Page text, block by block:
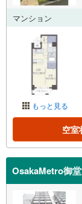
マンション
もっと見る
空室
OsakaMetro御